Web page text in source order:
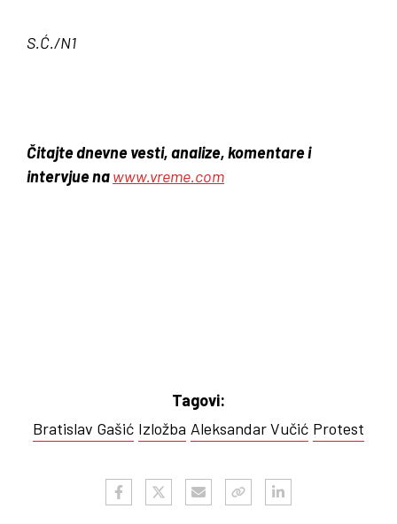
S.Ć./N1
Čitajte dnevne vesti, analize, komentare i
intervjue nawww.vreme.com
Tagovi:
Bratislav Gašić Izložba Aleksandar Vučić Protest